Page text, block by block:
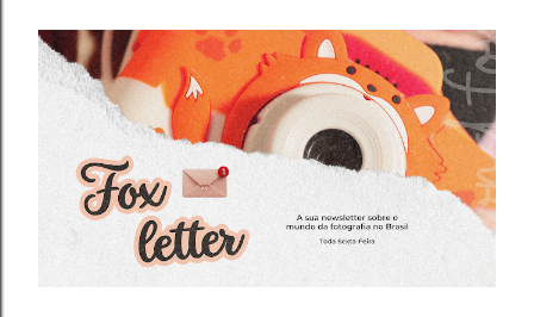
onde você é, e se preferir, contar um pouquinho sobre
suas fotinhos. Fique a vontade! Ficarei muito feliz de
recebê-las. Eu espero as suas obras de arte, ein?!
Beijos da raposa e até a próxima!!